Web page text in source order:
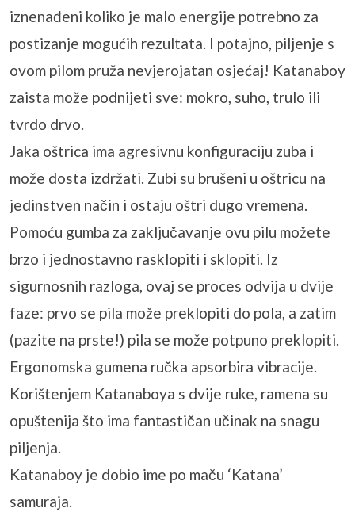
iznenađeni koliko je malo energije potrebno za
postizanje mogućih rezultata. I potajno, piljenje s
ovom pilom pruža nevjerojatan osjećaj! Katanaboy
zaista može podnijeti sve: mokro, suho, trulo ili
tvrdo drvo.
Jaka oštrica ima agresivnu konfiguraciju zuba i
može dosta izdržati. Zubi su brušeni u oštricu na
jedinstven način i ostaju oštri dugo vremena.
Pomoću gumba za zaključavanje ovu pilu možete
brzo i jednostavno rasklopiti i sklopiti. Iz
sigurnosnih razloga, ovaj se proces odvija u dvije
faze: prvo se pila može preklopiti do pola, a zatim
(pazite na prste!) pila se može potpuno preklopiti.
Ergonomska gumena ručka apsorbira vibracije.
Korištenjem Katanaboya s dvije ruke, ramena su
opuštenija što ima fantastičan učinak na snagu
piljenja.
Katanaboy je dobio ime po maču ‘Katana’
samuraja.